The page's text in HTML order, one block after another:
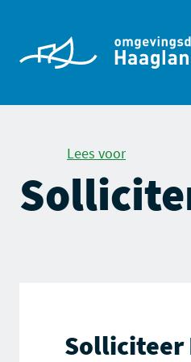
Lees voor
Solliciteer